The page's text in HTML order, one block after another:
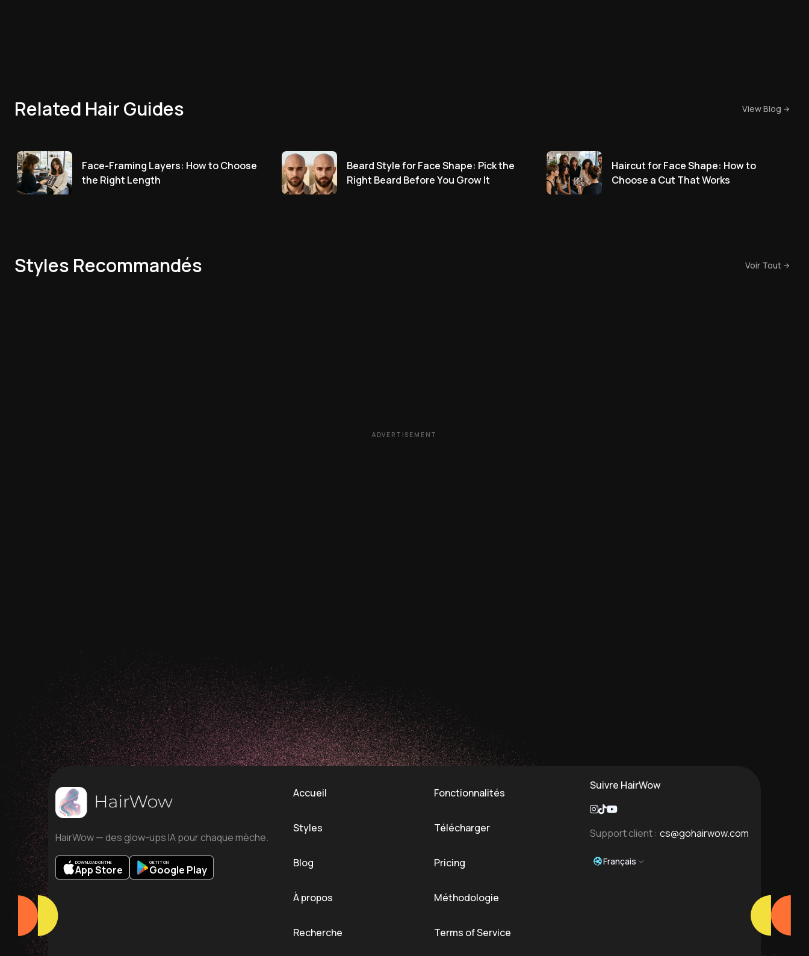
Related Hair Guides View Blog
Face-Framing Layers: How to Choose
the Right Length
Beard Style for Face Shape: Pick the
Right Beard Before You Grow It
Haircut for Face Shape: How to
Choose a Cut That Works
Styles Recommandés Voir Tout
ADVERTISEMENT
HairWow — des glow-ups IA pour chaque mèche.
DOWNLOAD ON THE
App Store
GET IT ON
Google Play
Accueil Fonctionnalités
Styles Télécharger
Blog Pricing
À propos Méthodologie
Recherche Terms of Service
Suivre HairWow
Support client : cs@gohairwow.com
Français